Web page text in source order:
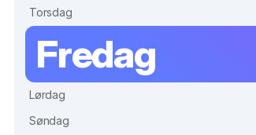
Torsdag
Fredag
Lørdag
Søndag